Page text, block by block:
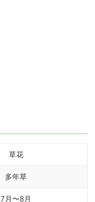
草花
多年草
7月〜8月